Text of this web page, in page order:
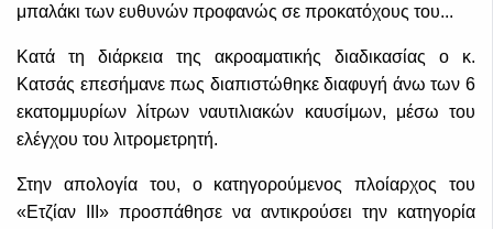
μπαλάκι των ευθυνών προφανώς σε προκατόχους του...
Κατά τη διάρκεια της ακροαματικής διαδικασίας ο κ.
Κατσάς επεσήμανε πως διαπιστώθηκε διαφυγή άνω των 6
εκατομμυρίων λίτρων ναυτιλιακών καυσίμων, μέσω του
ελέγχου του λιτρομετρητή.
Στην απολογία του, ο κατηγορούμενος πλοίαρχος του
«Ετζίαν ΙΙΙ» προσπάθησε να αντικρούσει την κατηγορία